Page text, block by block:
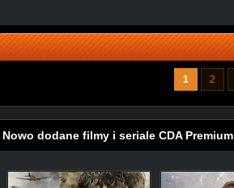
1 2
Nowo dodane filmy i seriale CDA Premium